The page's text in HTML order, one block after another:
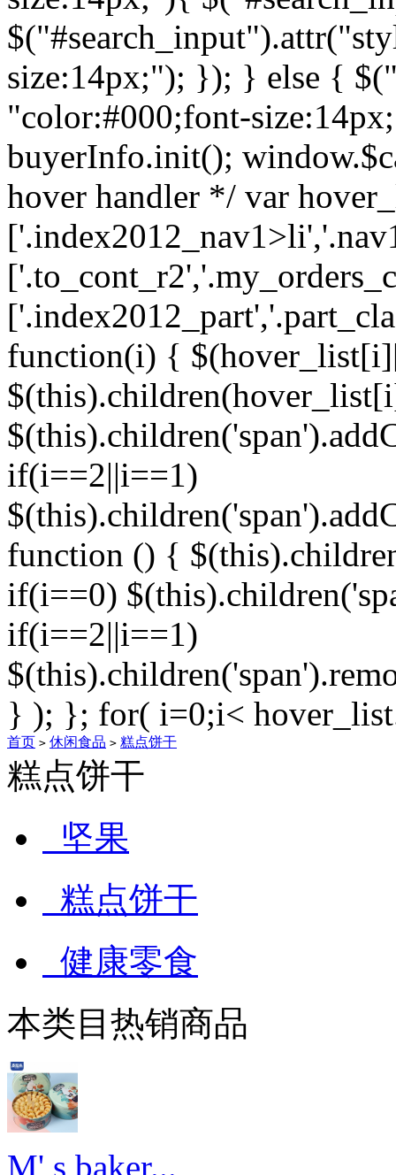
size:14px;"); }); } else {
"color:#000;font-
buyerInfo.init();
hover handler */ var
function(i) {
if(i==2||i==1)
function () {
if(i==0)
if(i==2||i==1)
} ); }; for( i=0;i<
首页 > 休闲食品 > 糕点饼干
糕点饼干
坚果
糕点饼干
健康零食
本类目热销商品
M' s baker...